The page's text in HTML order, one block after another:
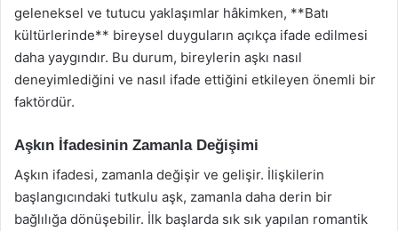
geleneksel ve tutucu yaklaşımlar hâkimken, **Batı
kültürlerinde** bireysel duyguların açıkça ifade edilmesi
daha yaygındır. Bu durum, bireylerin aşkı nasıl
deneyimlediğini ve nasıl ifade ettiğini etkileyen önemli bir
faktördür.
Aşkın İfadesinin Zamanla Değişimi
Aşkın ifadesi, zamanla değişir ve gelişir. İlişkilerin
başlangıcındaki tutkulu aşk, zamanla daha derin bir
bağlılığa dönüşebilir. İlk başlarda sık sık yapılan romantik